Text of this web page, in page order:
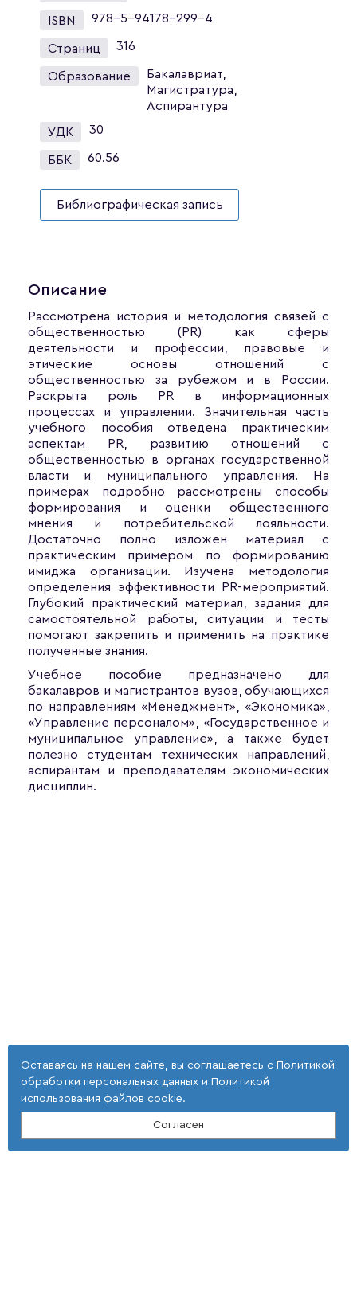
ISBN 978-5-94178-299-4
Страниц 316
Образование
Бакалавриат,
Магистратура,
Аспирантура
УДК 30
ББК 60.56
Библиографическая запись
Описание
Рассмотрена история и методология связей с
общественностью (PR) как сферы
деятельности и профессии, правовые и
этические основы отношений с
общественностью за рубежом и в России.
Раскрыта роль PR в информационных
процессах и управлении. Значительная часть
учебного пособия отведена практическим
аспектам PR, развитию отношений с
общественностью в органах государственной
власти и муниципального управления. На
примерах подробно рассмотрены способы
формирования и оценки общественного
мнения и потребительской лояльности.
Достаточно полно изложен материал с
практическим примером по формированию
имиджа организации. Изучена методология
определения эффективности PR-мероприятий.
Глубокий практический материал, задания для
самостоятельной работы, ситуации и тесты
помогают закрепить и применить на практике
полученные знания.
Учебное пособие предназначено для
бакалавров и магистрантов вузов, обучающихся
по направлениям «Менеджмент», «Экономика»,
«Управление персоналом», «Государственное и
муниципальное управление», а также будет
полезно студентам технических направлений,
аспирантам и преподавателям экономических
дисциплин.
Оставаясь на нашем сайте, вы соглашаетесь с Политикой
обработки персональных данных и Политикой
использования файлов cookie.
Согласен